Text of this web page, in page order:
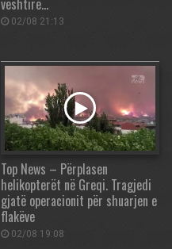
vështirë…
02/08 21:13
Top News – Përplasen
helikopterët në Greqi. Tragjedi
gjatë operacionit për shuarjen e
flakëve
02/08 19:08